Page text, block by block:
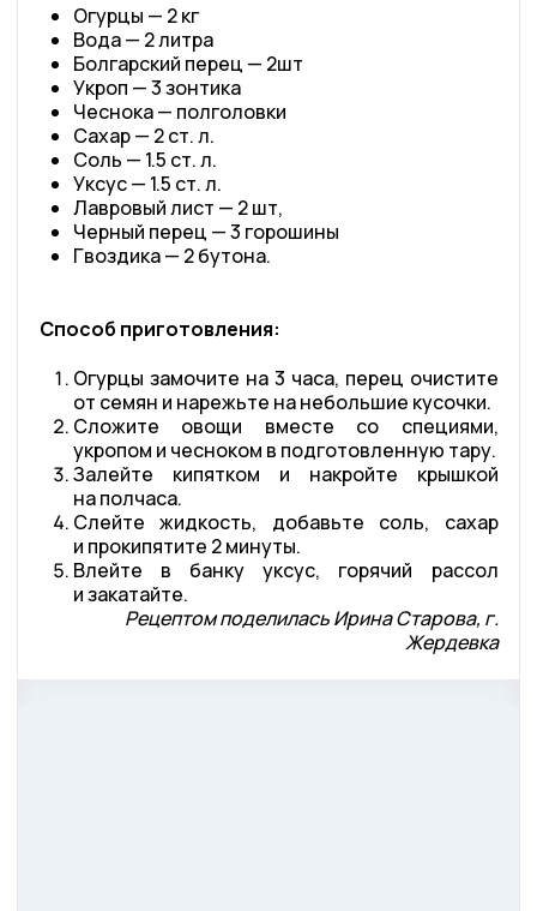
Огурцы — 2 кг
Вода — 2 литра
Болгарский перец — 2шт
Укроп — 3 зонтика
Чеснока — полголовки
Сахар — 2 ст. л.
Соль — 1.5 ст. л.
Уксус — 1.5 ст. л.
Лавровый лист — 2 шт,
Черный перец — 3 горошины
Гвоздика — 2 бутона.
Способ приготовления:
Огурцы замочите на 3 часа, перец очистите
от семян и нарежьте на небольшие кусочки.
Сложите овощи вместе со специями,
укропом и чесноком в подготовленную тару.
Залейте кипятком и накройте крышкой
на полчаса.
Слейте жидкость, добавьте соль, сахар
и прокипятите 2 минуты.
Влейте в банку уксус, горячий рассол
и закатайте.
Рецептом поделилась Ирина Старова, г.
Жердевка